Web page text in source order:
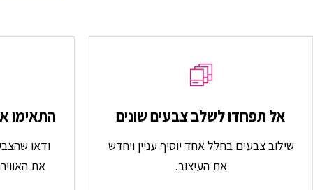
טבעי או גוון חימר.
אפור בהיר, לבן קרם,
אל תפחדו לשלב צבעים שונים
שילוב צבעים בחלל אחד יוסיף עניין ויחדש
את העיצוב.
התאימו
ודאו
את